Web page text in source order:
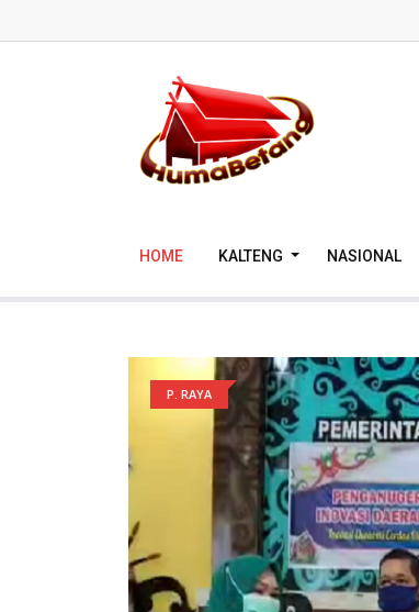
HOME KALTENG NASIONAL
P. RAYA